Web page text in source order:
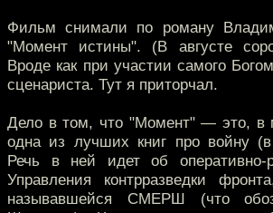
Фильм снимали по роману
"Момент истины". (В августе
Вроде как при участии самого
сценариста. Тут я приторчал.
Дело в том, что "Момент" — это, в
одна из лучших книг про войну
Речь в ней идет об оперативно-
Управления контрразведки
называвшейся СМЕРШ (что